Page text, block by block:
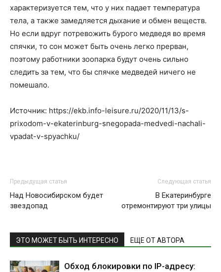
характеризуется тем, что у них падает температура
тела, а также замедляется дыхание и обмен веществ.
Но если вдруг потревожить бурого медведя во время
спячки, то сон может быть очень легко прерван,
поэтому работники зоопарка будут очень сильно
следить за тем, что бы спячке медведей ничего не
помешало.
Источник: https://ekb.info-leisure.ru/2020/11/13/s-
prixodom-v-ekaterinburg-snegopada-medvedi-nachali-
vpadat-v-spyachku/
Предыдущая статья
Над Новосибирском будет
звездопад
Следующая статья
В Екатеринбурге
отремонтируют три улицы
ЭТО МОЖЕТ БЫТЬ ИНТЕРЕСНО ЕЩЕ ОТ АВТОРА
Обход блокировки по IP-адресу: